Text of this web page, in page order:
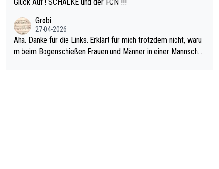
diese könnten teils wirksam behandelt werden! Dafür müsste
man nur zum Neurologen und nicht zum Mentaltrainer gehen…
Glück Auf ! SCHALKE und der FCN !!!
Grobi
27-04-2026
Aha. Danke für die Links. Erklärt für mich trotzdem nicht, waru
m beim Bogenschießen Frauen und Männer in einer Mannschaf